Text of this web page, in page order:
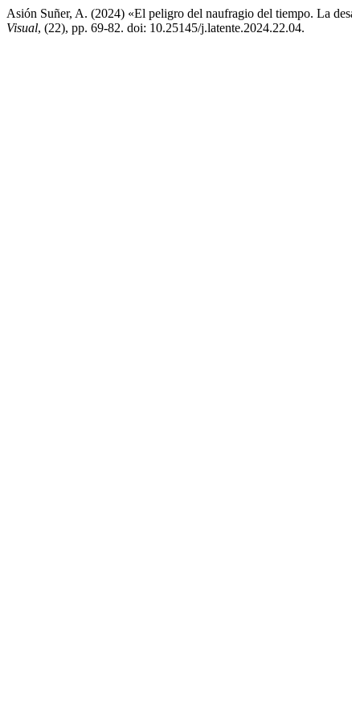
Asión Suñer, A. (2024) «El peligro del naufragio del tiempo. La
Visual, (22), pp. 69-82. doi: 10.25145/j.latente.2024.22.04.